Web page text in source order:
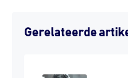
Gerelateerde